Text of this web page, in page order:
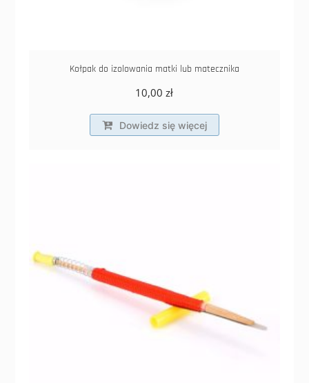
Kołpak do izolowania matki lub matecznika
10,00zł
Dowiedz się więcej